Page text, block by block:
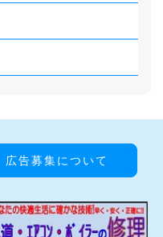
広告募集について